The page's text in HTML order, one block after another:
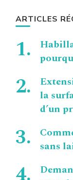
ARTICLES
la
d’un
sans